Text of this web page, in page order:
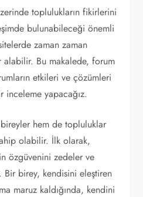
toplulukların fikirlerini
bulunabileceği önemli
zaman zaman
alabilir. Bu makalede, forum
etkileri ve çözümleri
inceleme yapacağız.
hem de topluluklar
olabilir. İlk olarak,
özgüvenini zedeler ve
Bir birey, kendisini eleştiren
maruz kaldığında, kendini